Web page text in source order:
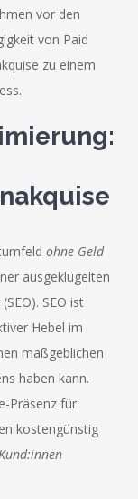
vor den
von Paid
zu einem
ohne Geld
ausgeklügelten
SEO ist
Hebel im
maßgeblichen
haben kann.
Präsenz für
kostengünstig